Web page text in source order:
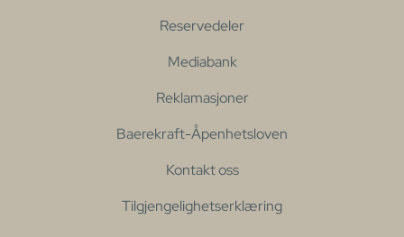
Reservedeler
Mediabank
Reklamasjoner
Baerekraft-Åpenhetsloven
Kontakt oss
Tilgjengelighetserklæring